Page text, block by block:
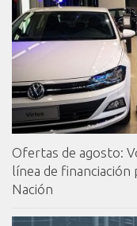
Ofertas de agosto:
línea de financiación
Nación